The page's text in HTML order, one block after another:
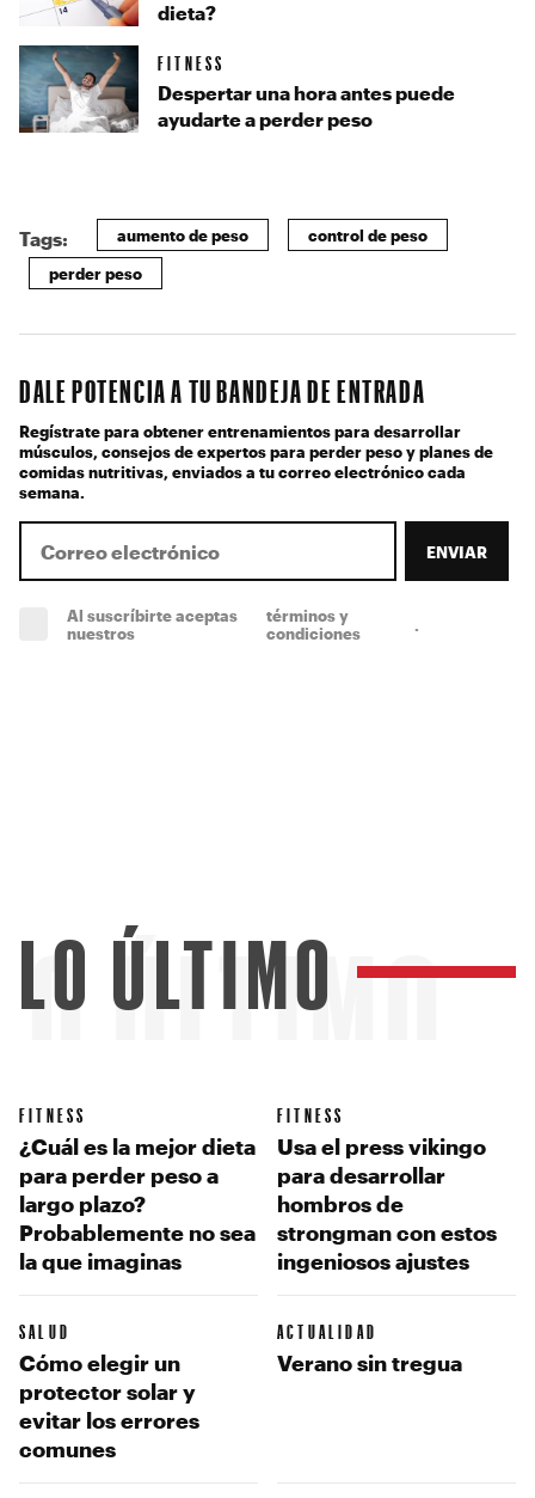
dieta?
FITNESS
Despertar una hora antes puede
ayudarte a perder peso
Tags: aumento de peso control de peso
perder peso
DALE POTENCIA A TU BANDEJA DE ENTRADA
Regístrate para obtener entrenamientos para desarrollar
músculos, consejos de expertos para perder peso y planes de
comidas nutritivas, enviados a tu correo electrónico cada
semana.
ENVIAR
Al suscríbirte aceptas
nuestros
términos y
condiciones
ÚLTIMO
LO ÚLTIMO
FITNESS
¿Cuál es la mejor dieta
para perder peso a
largo plazo?
Probablemente no sea
la que imaginas
FITNESS
Usa el press vikingo
para desarrollar
hombros de
strongman con estos
ingeniosos ajustes
SALUD
Cómo elegir un
protector solar y
evitar los errores
comunes
ACTUALIDAD
Verano sin tregua